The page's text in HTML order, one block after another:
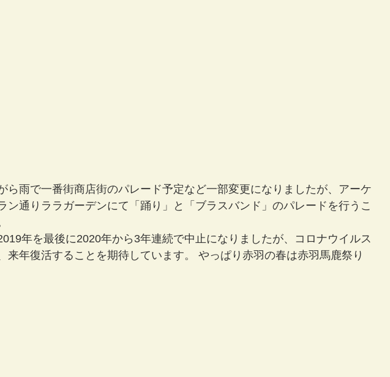
ら雨で一番街商店街のパレード予定など一部変更になりましたが、アーケ
ン通りララガーデンにて「踊り」と「ブラスバンド」のパレードを行うこ
年を最後に2020年から3年連続で中止になりましたが、コロナウイルス
来年復活することを期待しています。 やっぱり赤羽の春は赤羽馬鹿祭り